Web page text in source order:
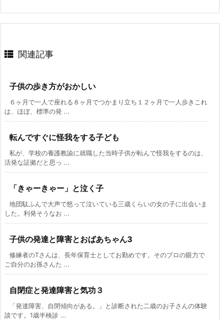
関連記事
子供の歩き方がおかしい
６ヶ月で一人で座れる８ヶ月でつかまり立ち１２ヶ月で一人歩きこれ
は、ほぼ、標準の発 ...
転んですぐに怪我をする子ども
私が、学校の養護教諭に就職した当時子供が転んで怪我をするのは、
活発な証拠だと思っ ...
「きゃーきゃー」と泣く子
地団駄ふんで大声で怒って泣いている三歳くらいの女の子に出会いま
した。利発そうなお ...
子供の発達と障害とおばあちゃん3
修練者のTさんは、長年保育士としてお勤めです。そのプロの眼力で
ご自分のお孫さんた ...
自閉症と発達障害と気功３
「発達障害、自閉傾向がある。」と診断された二歳のお子さんの体験
談です。1歳半検診 ...